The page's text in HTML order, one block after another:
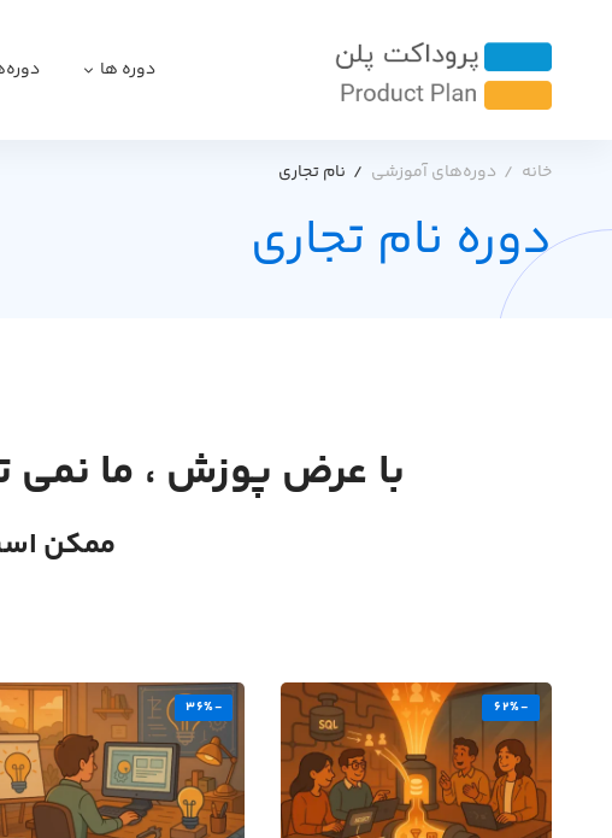
دوره ها
خانه دوره‌های آموزشی نام تجاری
دوره نام تجاری
با عرض پوزش ، ما نمی
ممکن
-62%
-36%